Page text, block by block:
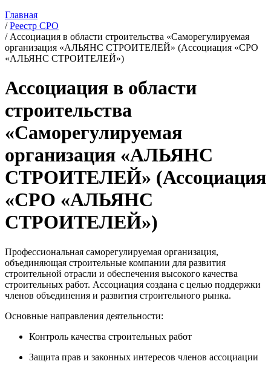
Главная
/Реестр СРО
/ Ассоциация в области строительства «Саморегулируемая
организация «АЛЬЯНС СТРОИТЕЛЕЙ» (Ассоциация «СРО
«АЛЬЯНС СТРОИТЕЛЕЙ»)
Ассоциация в области
строительства
«Саморегулируемая
организация «АЛЬЯНС
СТРОИТЕЛЕЙ» (Ассоциация
«СРО «АЛЬЯНС
СТРОИТЕЛЕЙ»)
Профессиональная саморегулируемая организация,
объединяющая строительные компании для развития
строительной отрасли и обеспечения высокого качества
строительных работ. Ассоциация создана с целью поддержки
членов объединения и развития строительного рынка.
Основные направления деятельности:
Контроль качества строительных работ
Защита прав и законных интересов членов ассоциации